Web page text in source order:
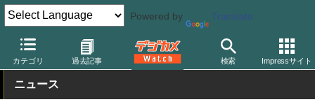
Powered by Translate
カテゴリ 過去記事 検索 Impressサイト
デジカメ Watch レンズ 交換レンズ カールツァイス
ニュース